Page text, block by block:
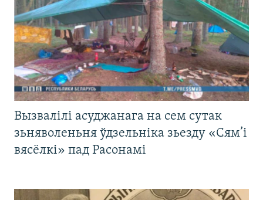
Вызвалілі асуджанага на сем сутак
зьняволеньня ўдзельніка зьезду «Сям’і
вясёлкі» пад Расонамі